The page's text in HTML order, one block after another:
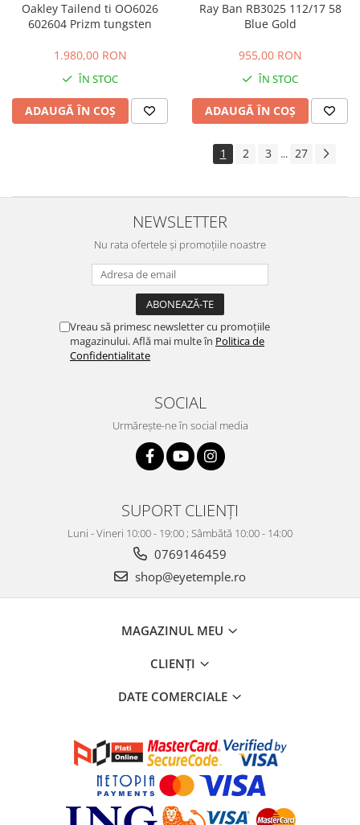
Oakley Tailend ti OO6026
602604 Prizm tungsten
1.980,00 RON
ÎN STOC
ADAUGĂ ÎN COȘ
Ray Ban RB3025 112/17 58
Blue Gold
955,00 RON
ÎN STOC
ADAUGĂ ÎN COȘ
1 2 3 ... 27
NEWSLETTER
Nu rata ofertele și promoțiile noastre
Vreau să primesc newsletter cu promoțiile
magazinului. Află mai multe în Politica de
Confidentialitate
SOCIAL
Urmărește-ne în social media
SUPORT CLIENȚI
Luni - Vineri 10:00 - 19:00 ; Sâmbătă 10:00 - 14:00
0769146459
shop@eyetemple.ro
MAGAZINUL MEU
CLIENȚI
DATE COMERCIALE